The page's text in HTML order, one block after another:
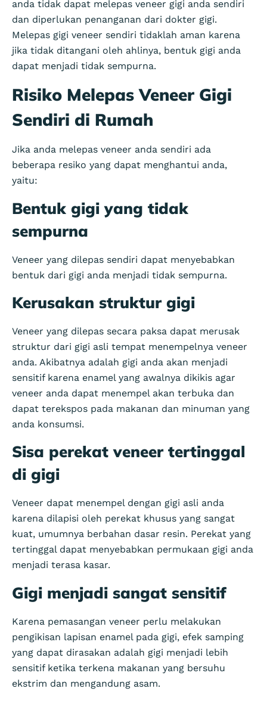
anda tidak dapat melepas veneer gigi anda sendiri
dan diperlukan penanganan dari dokter gigi.
Melepas gigi veneer sendiri tidaklah aman karena
jika tidak ditangani oleh ahlinya, bentuk gigi anda
dapat menjadi tidak sempurna.
Risiko Melepas Veneer Gigi
Sendiri di Rumah
Jika anda melepas veneer anda sendiri ada
beberapa resiko yang dapat menghantui anda,
yaitu:
Bentuk gigi yang tidak
sempurna
Veneer yang dilepas sendiri dapat menyebabkan
bentuk dari gigi anda menjadi tidak sempurna.
Kerusakan struktur gigi
Veneer yang dilepas secara paksa dapat merusak
struktur dari gigi asli tempat menempelnya veneer
anda. Akibatnya adalah gigi anda akan menjadi
sensitif karena enamel yang awalnya dikikis agar
veneer anda dapat menempel akan terbuka dan
dapat terekspos pada makanan dan minuman yang
anda konsumsi.
Sisa perekat veneer tertinggal
di gigi
Veneer dapat menempel dengan gigi asli anda
karena dilapisi oleh perekat khusus yang sangat
kuat, umumnya berbahan dasar resin. Perekat yang
tertinggal dapat menyebabkan permukaan gigi anda
menjadi terasa kasar.
Gigi menjadi sangat sensitif
Karena pemasangan veneer perlu melakukan
pengikisan lapisan enamel pada gigi, efek samping
yang dapat dirasakan adalah gigi menjadi lebih
sensitif ketika terkena makanan yang bersuhu
ekstrim dan mengandung asam.